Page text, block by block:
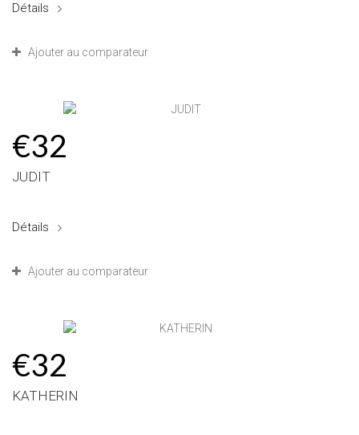
Détails
Ajouter au comparateur
€32
JUDIT
Détails
Ajouter au comparateur
€32
KATHERIN